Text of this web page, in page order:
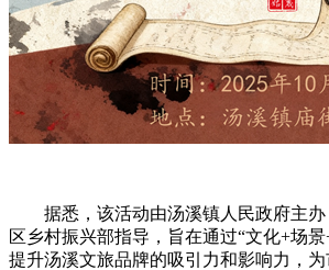
据悉，该活动由汤溪镇人民政府主
区乡村振兴部指导，旨在通过“文化+场景
提升汤溪文旅品牌的吸引力和影响力，